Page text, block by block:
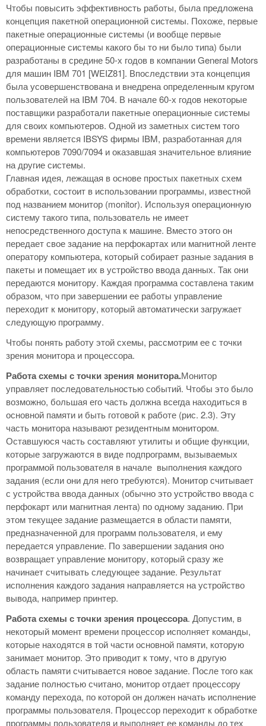
Чтобы повысить эффективность работы, была предложена
концепция пакетной операционной системы. Похоже, первые
пакетные операционные системы (и вообще первые
операционные системы какого бы то ни было типа) были
разработаны в средине 50-х годов в компании General Motors
для машин IBM 701 [WEIZ81]. Впоследствии эта концепция
была усовершенствована и внедрена определенным кругом
пользователей на IBM 704. В начале 60-х годов некоторые
поставщики разработали пакетные операционные системы
для своих компьютеров. Одной из заметных систем того
времени является IBSYS фирмы IBM, разработанная для
компьютеров 7090/7094 и оказавшая значительное влияние
на другие системы.
Главная идея, лежащая в основе простых пакетных схем
обработки, состоит в использовании программы, известной
под названием монитор (monitor). Используя операционную
систему такого типа, пользователь не имеет
непосредственного доступа к машине. Вместо этого он
передает свое задание на перфокартах или магнитной ленте
оператору компьютера, который собирает разные задания в
пакеты и помещает их в устройство ввода данных. Так они
передаются монитору. Каждая программа составлена таким
образом, что при завершении ее работы управление
переходит к монитору, который автоматически загружает
следующую программу.
Чтобы понять работу этой схемы, рассмотрим ее с точки
зрения монитора и процессора.
Работа схемы с точки зрения монитора.Монитор
управляет последовательностью событий. Чтобы это было
возможно, большая его часть должна всегда находиться в
основной памяти и быть готовой к работе (рис. 2.3). Эту
часть монитора называют резидентным монитором.
Оставшуюся часть составляют утилиты и общие функции,
которые загружаются в виде подпрограмм, вызываемых
программой пользователя в начале выполнения каждого
задания (если они для него требуются). Монитор считывает
с устройства ввода данных (обычно это устройство ввода с
перфокарт или магнитная лента) по одному заданию. При
этом текущее задание размещается в области памяти,
предназначенной для программ пользователя, и ему
передается управление. По завершении задания оно
возвращает управление монитору, который сразу же
начинает считывать следующее задание. Результат
исполнения каждого задания направляется на устройство
вывода, например принтер.
Работа схемы с точки зрения процессора. Допустим, в
некоторый момент времени процессор исполняет команды,
которые находятся в той части основной памяти, которую
занимает монитор. Это приводит к тому, что в другую
область памяти считывается новое задание. После того как
задание полностью считано, монитор отдает процессору
команду перехода, по которой он должен начать исполнение
программы пользователя. Процессор переходит к обработке
программы пользователя и выполняет ее команды до тех